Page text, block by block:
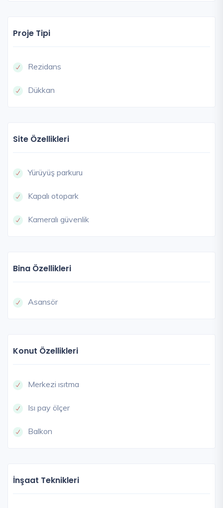
Proje Tipi
Rezidans
Dükkan
Site Özellikleri
Yürüyüş parkuru
Kapalı otopark
Kameralı güvenlik
Bina Özellikleri
Asansör
Konut Özellikleri
Merkezi ısıtma
Isı pay ölçer
Balkon
İnşaat Teknikleri